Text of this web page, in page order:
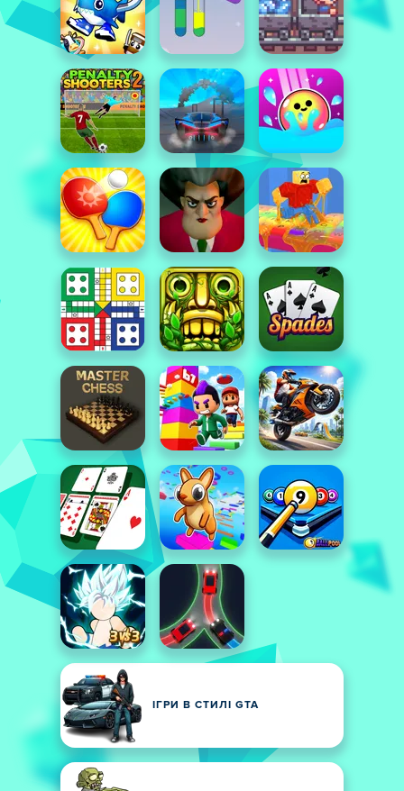
ІГРИ В СТИЛІ GTA